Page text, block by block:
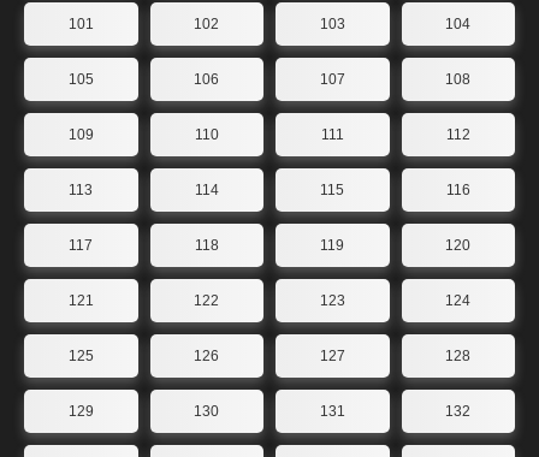
101 102 103 104
105 106 107 108
109 110 111 112
113 114 115 116
117 118 119 120
121 122 123 124
125 126 127 128
129 130 131 132